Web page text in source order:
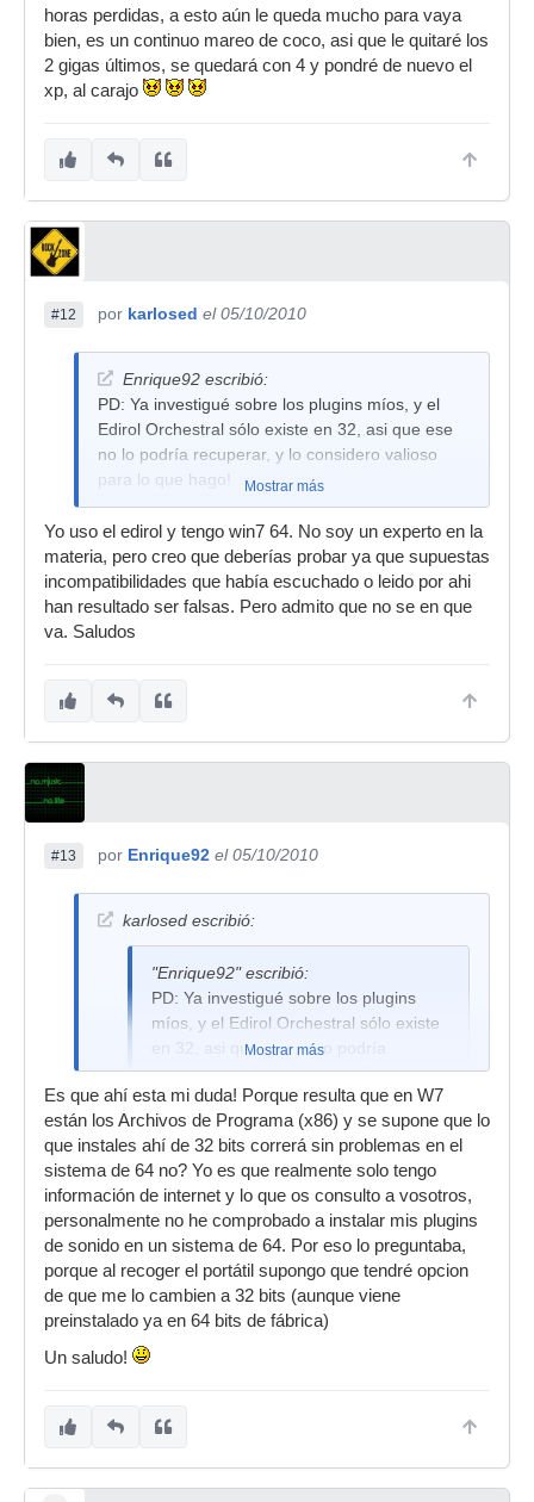
horas perdidas, a esto aún le queda mucho para vaya
bien, es un continuo mareo de coco, asi que le quitaré los
2 gigas últimos, se quedará con 4 y pondré de nuevo el
xp, al carajo
#12 por karlosed el 05/10/2010
Enrique92 escribió:
PD: Ya investigué sobre los plugins míos, y el
Edirol Orchestral sólo existe en 32, asi que ese
no lo podría recuperar, y lo considero valioso
para lo que hago!
Mostrar más
Yo uso el edirol y tengo win7 64. No soy un experto en la
materia, pero creo que deberías probar ya que supuestas
incompatibilidades que había escuchado o leido por ahi
han resultado ser falsas. Pero admito que no se en que
va. Saludos
#13 por Enrique92 el 05/10/2010
karlosed escribió:
"Enrique92" escribió:
PD: Ya investigué sobre los plugins
míos, y el Edirol Orchestral sólo existe
en 32, asi que ese no lo podría
recuperar, y lo considero valioso para
lo que hago!
Yo uso el edirol y tengo win7 64. No soy un
experto en la materia, pero creo que deberías
probar ya que supuestas incompatibilidades que
había escuchado o leido por ahi han resultado
ser falsas. Pero admito que no se en que va.
Saludos
Mostrar más
Es que ahí esta mi duda! Porque resulta que en W7
están los Archivos de Programa (x86) y se supone que lo
que instales ahí de 32 bits correrá sin problemas en el
sistema de 64 no? Yo es que realmente solo tengo
información de internet y lo que os consulto a vosotros,
personalmente no he comprobado a instalar mis plugins
de sonido en un sistema de 64. Por eso lo preguntaba,
porque al recoger el portátil supongo que tendré opcion
de que me lo cambien a 32 bits (aunque viene
preinstalado ya en 64 bits de fábrica)
Un saludo!